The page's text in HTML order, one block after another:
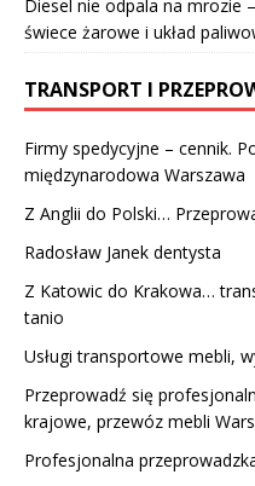
Diesel nie odpala na mrozie
świece żarowe i układ
TRANSPORT I
Firmy spedycyjne – cennik.
międzynarodowa Warszawa
Z Anglii do Polski…
Radosław Janek dentysta
Z Katowic do Krakowa…
tanio
Usługi transportowe mebli,
Przeprowadź się
krajowe, przewóz mebli
Profesjonalna